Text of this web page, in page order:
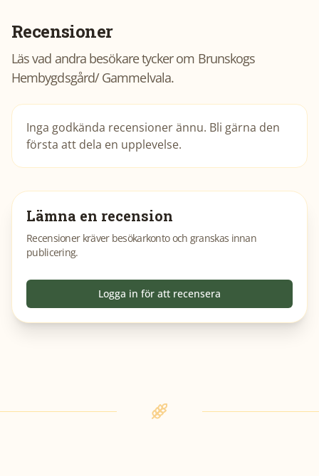
Recensioner
Läs vad andra besökare tycker om Brunskogs
Hembygdsgård/ Gammelvala.
Inga godkända recensioner ännu. Bli gärna den
första att dela en upplevelse.
Lämna en recension
Recensioner kräver besökarkonto och granskas innan
publicering.
Logga in för att recensera